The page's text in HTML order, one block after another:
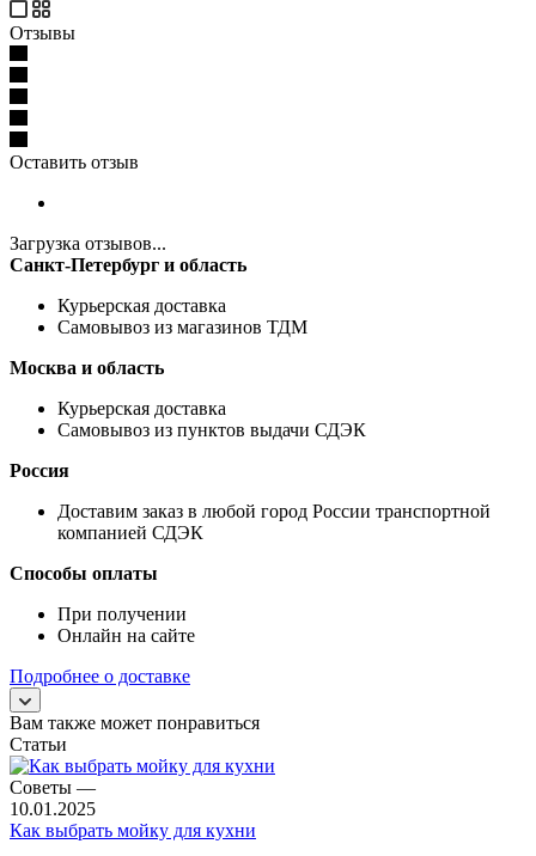
Отзывы
Оставить отзыв
Загрузка отзывов...
Санкт-Петербург и область
Курьерская доставка
Самовывоз из магазинов ТДМ
Москва и область
Курьерская доставка
Самовывоз из пунктов выдачи СДЭК
Россия
Доставим заказ в любой город России транспортной
компанией СДЭК
Способы оплаты
При получении
Онлайн на сайте
Подробнее о доставке
Вам также может понравиться
Статьи
Советы —
10.01.2025
Как выбрать мойку для кухни